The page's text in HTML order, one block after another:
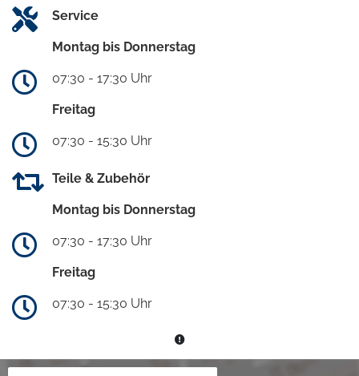
Service
Montag bis Donnerstag
07:30 - 17:30 Uhr
Freitag
07:30 - 15:30 Uhr
Teile & Zubehör
Montag bis Donnerstag
07:30 - 17:30 Uhr
Freitag
07:30 - 15:30 Uhr